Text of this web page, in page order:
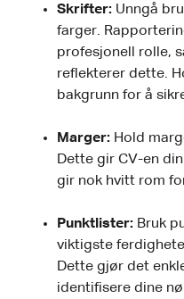
Skrifter: Unngå
farger.
profesjonell rolle,
reflekterer dette.
bakgrunn for å
Marger: Hold
Dette gir CV-en
gir nok hvitt rom
Punktlister: Bruk
viktigste
Dette gjør det
identifisere dine